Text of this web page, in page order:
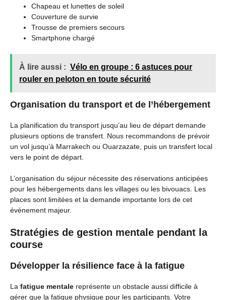
Chapeau et lunettes de soleil
Couverture de survie
Trousse de premiers secours
Smartphone chargé
À lire aussi : Vélo en groupe : 6 astuces pour
rouler en peloton en toute sécurité
Organisation du transport et de l’hébergement
La planification du transport jusqu’au lieu de départ demande
plusieurs options de transfert. Nous recommandons de prévoir
un vol jusqu’à Marrakech ou Ouarzazate, puis un transfert local
vers le point de départ.
L’organisation du séjour nécessite des réservations anticipées
pour les hébergements dans les villages ou les bivouacs. Les
places sont limitées et la demande importante lors de cet
événement majeur.
Stratégies de gestion mentale pendant la
course
Développer la résilience face à la fatigue
La fatigue mentale représente un obstacle aussi difficile à
gérer que la fatigue physique pour les participants. Votre